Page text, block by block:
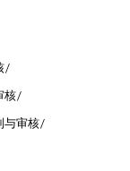
/
核/
与审核/